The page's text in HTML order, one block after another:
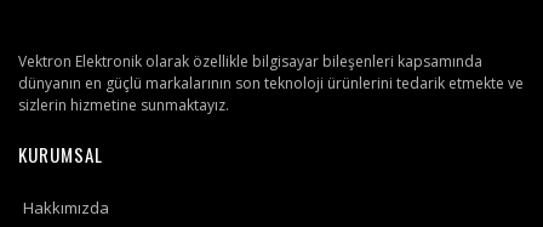
Vektron Elektronik olarak özellikle bilgisayar bileşenleri kapsamında
dünyanın en güçlü markalarının son teknoloji ürünlerini tedarik etmekte ve
sizlerin hizmetine sunmaktayız.
KURUMSAL
Hakkımızda